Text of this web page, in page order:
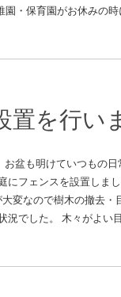
・保育園がお休みの
置を行い
盆も明けていつもの
にフェンスを設置しま
変なので樹木の撤去・
況でした。 木々がよい